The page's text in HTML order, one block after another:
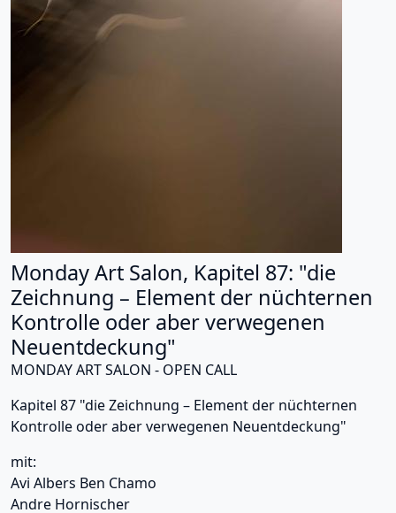
Monday Art Salon, Kapitel 87: "die
Zeichnung – Element der nüchternen
Kontrolle oder aber verwegenen
Neuentdeckung"
MONDAY ART SALON - OPEN CALL
Kapitel 87 "die Zeichnung – Element der nüchternen
Kontrolle oder aber verwegenen Neuentdeckung"
mit:
Avi Albers Ben Chamo
Andre Hornischer